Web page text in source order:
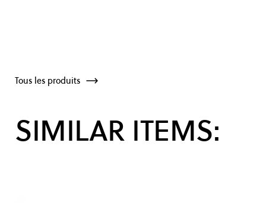
Tous les produits
SIMILAR ITEMS: